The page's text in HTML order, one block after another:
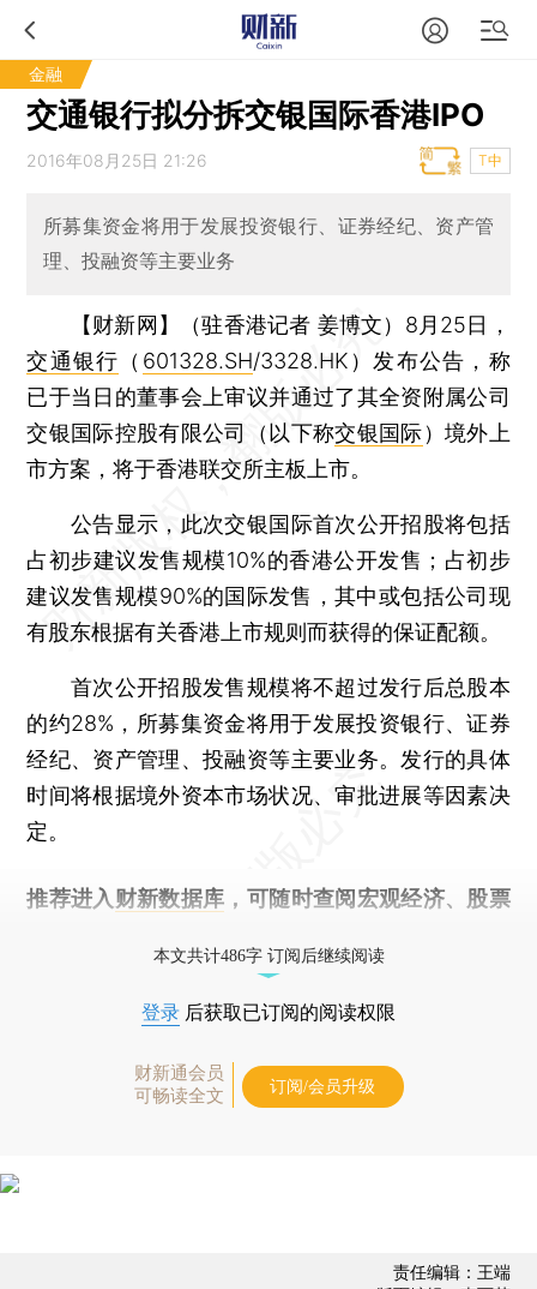
金融
交通银行拟分拆交银国际香港IPO
2016年08月25日 21:26 T中
所募集资金将用于发展投资银行、证券经纪、资产管
理、投融资等主要业务
【财新网】（驻香港记者 姜博文） 8月25日，
交通银行 （ 601328.SH/3328.HK）发布公告，称
已于当日的董事会上审议并通过了其全资附属公司
交银国际控股有限公司（以下称交银国际）境外上
市方案，将于香港联交所主板上市。
公告显示，此次交银国际首次公开招股将包括
占初步建议发售规模10%的香港公开发售；占初步
建议发售规模90%的国际发售，其中或包括公司现
有股东根据有关香港上市规则而获得的保证配额。
首次公开招股发售规模将不超过发行后总股本
的约28%，所募集资金将用于发展投资银行、证券
经纪、资产管理、投融资等主要业务。发行的具体
时间将根据境外资本市场状况、审批进展等因素决
定。
推荐进入 财新数据库 ，可随时查阅宏观经济、股票
本文共计486字 订阅后继续阅读
登录 后获取已订阅的阅读权限
财新通会员
可畅读全文
订阅/会员升级
责任编辑：王端